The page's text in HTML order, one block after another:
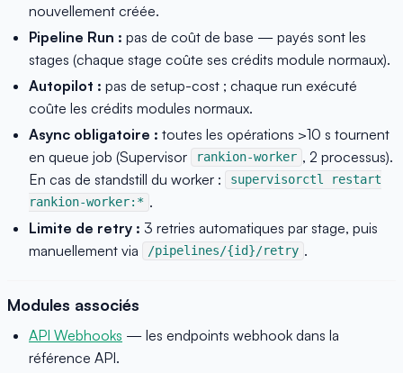
nouvellement créée.
Pipeline Run : pas de coût de base — payés sont les
stages (chaque stage coûte ses crédits module normaux).
Autopilot : pas de setup-cost ; chaque run exécuté
coûte les crédits modules normaux.
Async obligatoire : toutes les opérations >10 s tournent
en queue job (Supervisor
rankion-worker , 2 processus).
En cas de standstill du worker :
supervisorctl restart
rankion-worker:* .
Limite de retry : 3 retries automatiques par stage, puis
manuellement via
/pipelines/{id}/retry .
Modules associés
API Webhooks — les endpoints webhook dans la
référence API.